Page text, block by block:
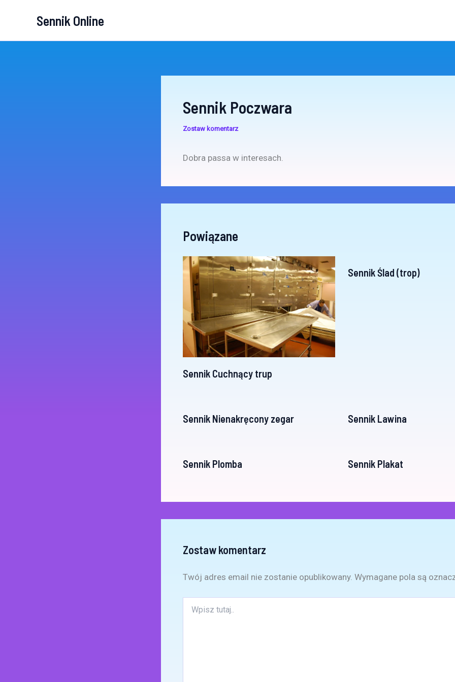
Sennik Online
Sennik Poczwara
Zostaw komentarz
Dobra passa w interesach.
Powiązane
Sennik Cuchnący trup
Sennik Ślad (trop)
Sennik Nienakręcony zegar Sennik Lawina
Sennik Plomba Sennik Plakat
Zostaw komentarz
Twój adres email nie zostanie opublikowany. Wymagane pola są
tutaj..